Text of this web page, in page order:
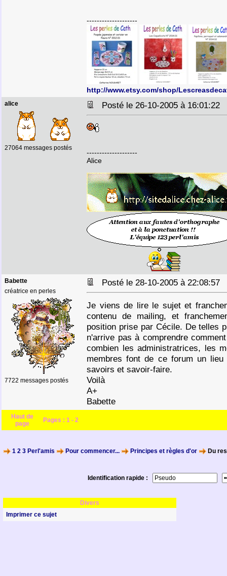
--------------------
http://www.etsy.com/shop/
alice
27064 messages postés
Posté le 26-10-2005 à 16:01:22
--------------------
Alice
Babette
créatrice en perles
7722 messages postés
Posté le 28-10-2005 à 22:08:57
Je viens de lire le sujet et
contenu de mailing, et
position prise par Cécile. De telles
n'arrive pas à comprendre
combien les administratrices, les
membres font de ce forum un
savoirs et savoir-faire.
Voilà
A+
Babette
Haut de
page
Pages : 1 - 2
1 2 3 Perl'amis Pour commencer... Principes et règles d'or Du
Identification rapide :
Divers
Imprimer ce sujet